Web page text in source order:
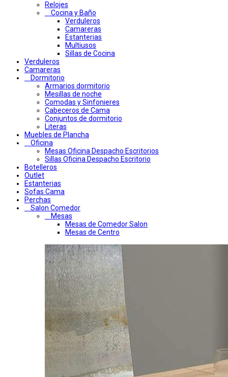
Relojes
Cocina y Baño
Verduleros
Camareras
Estanterias
Multiusos
Sillas de Cocina
Verduleros
Camareras
Dormitorio
Armarios dormitorio
Mesillas de noche
Comodas y Sinfonieres
Cabeceros de Cama
Conjuntos de dormitorio
Literas
Muebles de Plancha
Oficina
Mesas Oficina Despacho Escritorios
Sillas Oficina Despacho Escritorio
Botelleros
Outlet
Estanterias
Sofas Cama
Perchas
Salon Comedor
Mesas
Mesas de Comedor Salon
Mesas de Centro